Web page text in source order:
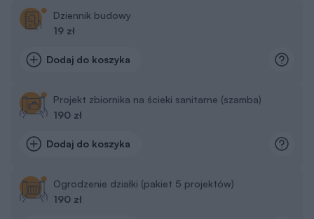
Dziennik budowy
19 zł
Dodaj do koszyka
Projekt zbiornika na ścieki sanitarne (szamba)
190 zł
Dodaj do koszyka
Ogrodzenie działki (pakiet 5 projektów)
190 zł